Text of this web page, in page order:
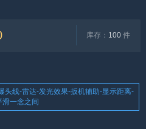
库存： 100件
头线-雷达-发光效果-扳机辅助-显示距离-
滑一念之间